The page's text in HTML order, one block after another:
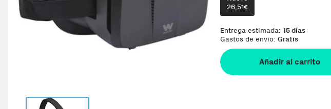
26,51€
Entrega estimada: 15 días
Gastos de envio: Gratis
Añadir al carrito